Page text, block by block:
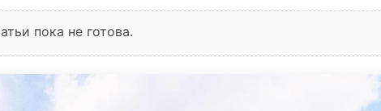
пока не готова.